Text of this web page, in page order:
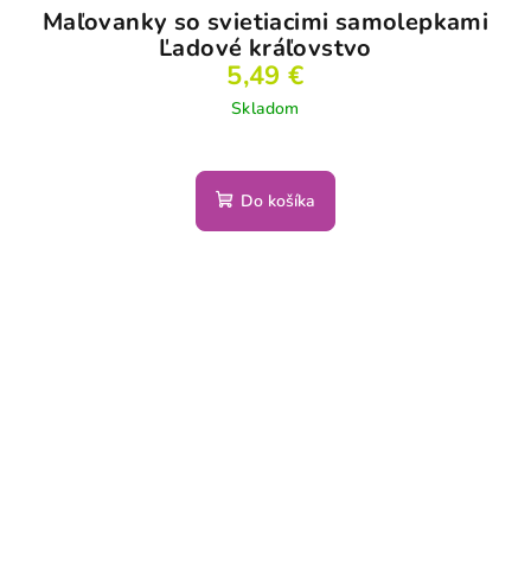
Maľovanky so svietiacimi samolepkami
Ľadové kráľovstvo
5,49 €
Skladom
Do košíka